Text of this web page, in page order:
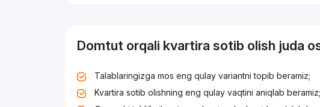
Domtut orqali kvartira sotib olish juda
Talablaringizga mos eng qulay variantni topib beramiz;
Kvartira sotib olishning eng qulay vaqtini aniqlab beramiz;